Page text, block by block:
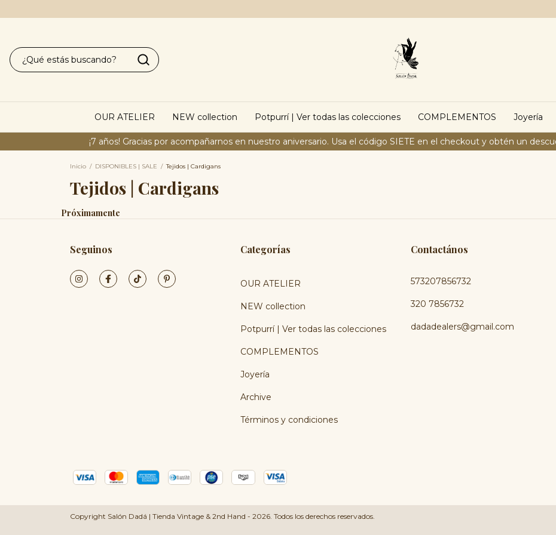
¡7 años! Gracias por acompañarnos en nuestro aniversario. Usa el código SIETE en el checkout y obtén un
OUR ATELIER NEW collection Potpurrí | Ver todas las colecciones COMPLEMENTOS Joyería
Inicio / DISPONIBLES | SALE / Tejidos | Cardigans
Tejidos | Cardigans
Próximamente
Seguinos Categorías
OUR ATELIER
NEW collection
Potpurrí | Ver todas las colecciones
COMPLEMENTOS
Joyería
Archive
Términos y condiciones
Contactános
573207856732
320 7856732
dadadealers@gmail.com
Copyright Salón Dadá | Tienda Vintage & 2nd Hand - 2026. Todos los derechos reservados.